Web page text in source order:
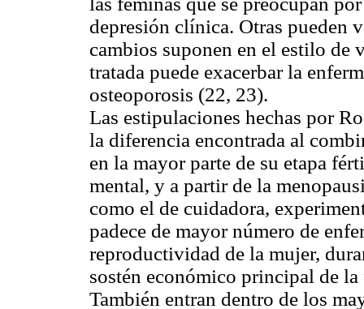
depresión clínica. Otras pueden
cambios suponen en el estilo de
tratada puede exacerbar la
osteoporosis (22, 23).
Las estipulaciones hechas por
la diferencia encontrada al
en la mayor parte de su etapa
mental, y a partir de la
como el de cuidadora,
padece de mayor número de
reproductividad de la mujer,
sostén económico principal de
También entran dentro de los